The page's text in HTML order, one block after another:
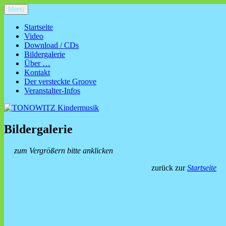
Zum
Inhalt
springen
TONOWITZ Kindermusik
Kinderliedermacher TONOWITZ aus Nürnberg – Kinderkonzerte,
Menü
Startseite
Video
Download / CDs
Bildergalerie
Über …
Kontakt
Der versteckte Groove
Veranstalter-Infos
Bildergalerie
zum Vergrößern bitte anklicken
zurück zurStartseite